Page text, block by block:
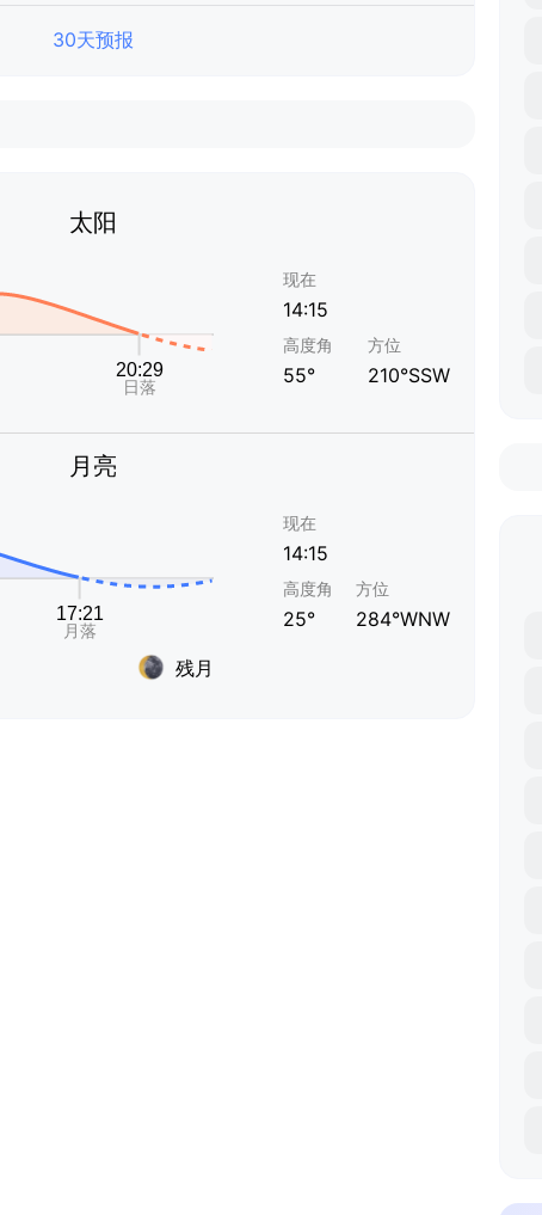
30天预报
太阳
现在
14:15
高度角
55°
方位
210°SSW
月亮
残月
现在
14:15
高度角
25°
方位
284°WNW